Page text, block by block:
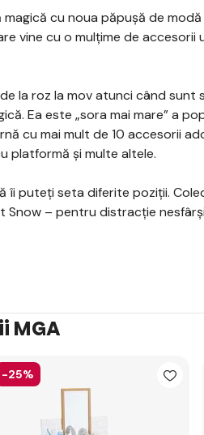
cu noua păpușă de modă
vine cu o mulțime de accesorii
la roz la mov atunci când sunt
Ea este „sora mai mare” a
cu mai mult de 10 accesorii
platformă și multe altele.
îi puteți seta diferite poziții.
Snow – pentru distracție
MGA
-25%